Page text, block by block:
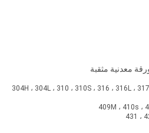
معدنية مثقبة
الصلب الأوستنيتي: 301 ، 304 ، 304H ، 304L ، 310 ، 310S ، 316 ، 316L ، 317